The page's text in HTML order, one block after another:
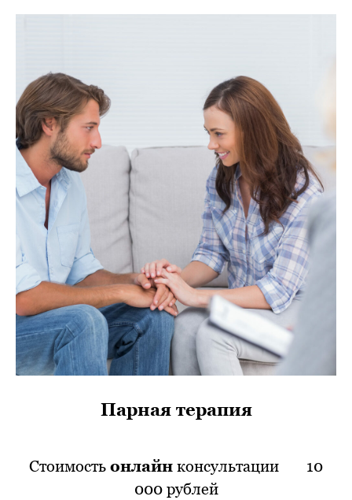
Парная терапия
Стоимость онлайн консультации ⠀⠀10
000 рублей